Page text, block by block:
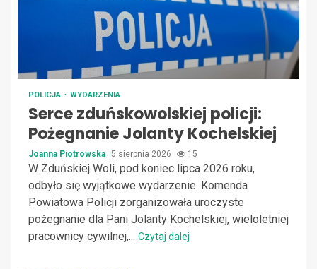
POLICJA WYDARZENIA
Serce zduńskowolskiej policji:
Pożegnanie Jolanty Kochelskiej
Joanna Piotrowska 5 sierpnia 2026 15
W Zduńskiej Woli, pod koniec lipca 2026 roku,
odbyło się wyjątkowe wydarzenie. Komenda
Powiatowa Policji zorganizowała uroczyste
pożegnanie dla Pani Jolanty Kochelskiej, wieloletniej
pracownicy cywilnej,... Czytaj dalej